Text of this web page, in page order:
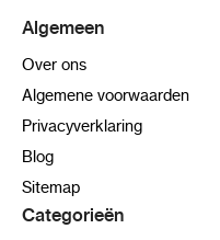
Algemeen
Over ons
Algemene voorwaarden
Privacyverklaring
Blog
Sitemap
Categorieën